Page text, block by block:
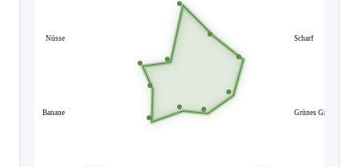
Scharf
Grünes Gras
Banane
Nüsse